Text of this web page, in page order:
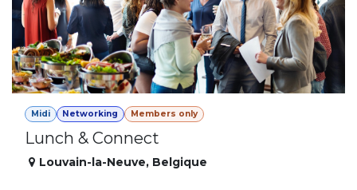
Midi Networking Members only
Lunch & Connect
Louvain-la-Neuve, Belgique